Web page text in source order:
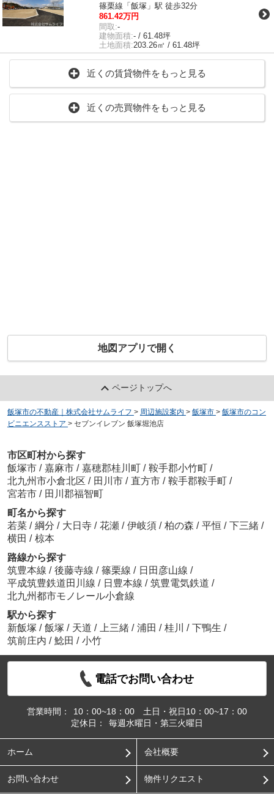
篠栗線「飯塚」駅 徒歩32分
861.42万円
間取:-
建物面積:- / 61.48坪
土地面積:203.26㎡ / 61.48坪
近くの賃貸物件をもっと見る
近くの売買物件をもっと見る
地図アプリで開く
ページトップへ
飯塚市の不動産｜株式会社サムライフ > 周辺施設案内 > 飯塚市 > 飯塚市のコン
ビニエンスストア > セブンイレブン 飯塚堀池店
市区町村から探す
飯塚市 / 嘉麻市 / 嘉穂郡桂川町 / 鞍手郡小竹町 /
北九州市小倉北区 / 田川市 / 直方市 / 鞍手郡鞍手町 /
宮若市 / 田川郡福智町
町名から探す
若菜 / 綱分 / 大日寺 / 花瀬 / 伊岐須 / 柏の森 / 平恒 / 下三緒 /
横田 / 椋本
路線から探す
筑豊本線 / 後藤寺線 / 篠栗線 / 日田彦山線 /
平成筑豊鉄道田川線 / 日豊本線 / 筑豊電気鉄道 /
北九州都市モノレール小倉線
駅から探す
新飯塚 / 飯塚 / 天道 / 上三緒 / 浦田 / 桂川 / 下鴨生 /
筑前庄内 / 鯰田 / 小竹
電話でお問い合わせ
営業時間：
10：00~18：00 土日・祝日10：00~17：00
定休日：
毎週水曜日・第三火曜日
ホーム 会社概要
お問い合わせ 物件リクエスト